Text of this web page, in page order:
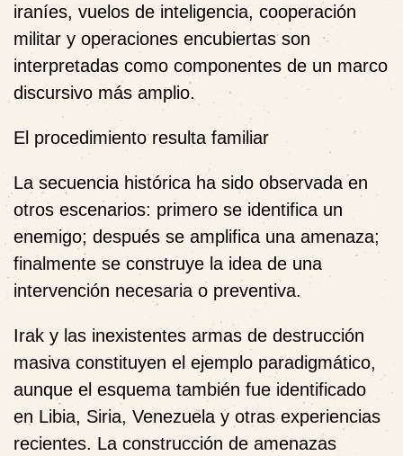
iraníes, vuelos de inteligencia, cooperación
militar y operaciones encubiertas son
interpretadas como componentes de un marco
discursivo más amplio.
El procedimiento resulta familiar
La secuencia histórica ha sido observada en
otros escenarios: primero se identifica un
enemigo; después se amplifica una amenaza;
finalmente se construye la idea de una
intervención necesaria o preventiva.
Irak y las inexistentes armas de destrucción
masiva constituyen el ejemplo paradigmático,
aunque el esquema también fue identificado
en Libia, Siria, Venezuela y otras experiencias
recientes. La construcción de amenazas